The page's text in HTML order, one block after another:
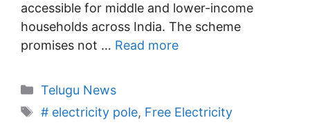
accessible for middle and lower-income
households across India. The scheme
promises not … Read more
Categories
Telugu News
Tags
# electricity pole, Free Electricity